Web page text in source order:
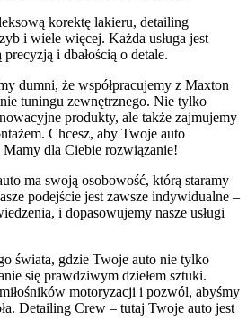
korektę lakieru, detailing
i wiele więcej. Każda usługa jest
i dbałością o detale.
dumni, że współpracujemy z Maxton
tuningu zewnętrznego. Nie tylko
produkty, ale także zajmujemy
Chcesz, aby Twoje auto
Mamy dla Ciebie rozwiązanie!
ma swoją osobowość, którą staramy
podejście jest zawsze indywidualne –
i dopasowujemy nasze usługi
świata, gdzie Twoje auto nie tylko
się prawdziwym dziełem sztuki.
motoryzacji i pozwól, abyśmy
Detailing Crew – tutaj Twoje auto jest